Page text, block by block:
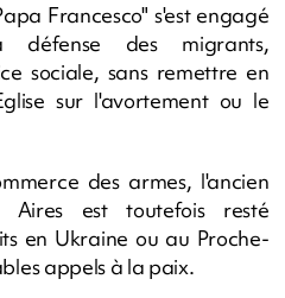
Francesco" s'est engagé
des migrants,
sociale, sans remettre en
sur l'avortement ou le
des armes, l'ancien
Aires est toutefois resté
en Ukraine ou au Proche-
appels à la paix.